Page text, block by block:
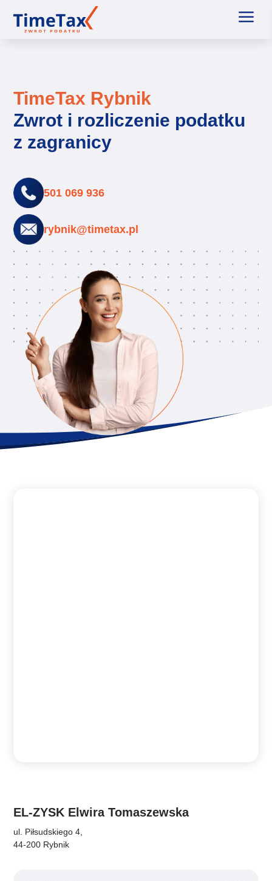
a
TimeTax Rybnik
Zwrot i rozliczenie podatku
z zagranicy
501 069 936
rybnik@timetax.pl
EL-ZYSK Elwira Tomaszewska
ul. Piłsudskiego 4,
44-200 Rybnik